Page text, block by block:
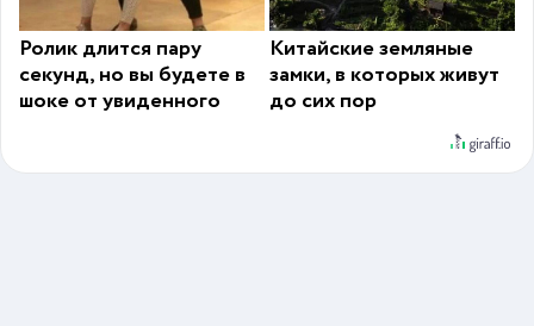
Ролик длится пару
секунд, но вы будете в
шоке от увиденного
Китайские земляные
замки, в которых живут
до сих пор